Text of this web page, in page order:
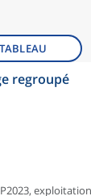
TABLEAU
regroupé